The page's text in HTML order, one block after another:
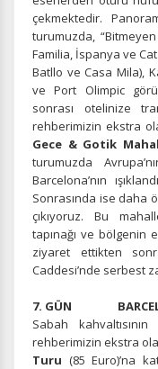
İstatistik
Ziyaretçilerin siteyi
ölçeriz. Hangi
kullanıcıların
yardımcı olur.
Pazarlama
Size ve ilgi
kullanılır.
çekmektedir.
turumuzda,
Familia, İspanya ve
Batllo ve Casa Mila),
ve Port Olimpic
sonrası otelinize
rehberimizin ekstra
Gece & Gotik
turumuzda
Barcelona’nın
Sonrasında ise daha
çıkıyoruz. Bu
tapınağı ve bölgenin
ziyaret ettikten
Caddesi’nde serbest
7. GÜN
Sabah
rehberimizin ekstra
Turu (85 Euro)’na